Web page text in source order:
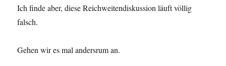
Ich finde aber, diese Reichweitendiskussion läuft völlig
falsch.
Gehen wir es mal andersrum an.